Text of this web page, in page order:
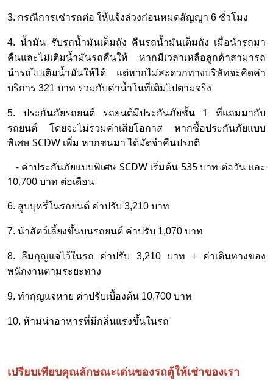
3. กรณีการเช่ารถต่อ ให้แจ้งล่วงก่อนหมดสัญญา 6 ชั่วโมง
4. น้ำมัน รับรถน้ำมันเต็มถัง คืนรถน้ำมันเต็มถัง เมื่อนำรถมา
คืนและไม่เติมน้ำมันรถคืนให้ หากมีเวลาเหลือลูกค้าสามารถ
นำรถไปเติมน้ำมันให้ได้ แต่หากไม่สะดวกทางบริษัทจะคิดค่า
บริการ 321 บาท รวมกับค่าน้ำในที่เติมไปตามจริง
5. ประกันภัยรถยนต์ รถยนต์มีประกันภัยชั้น 1 ที่แถมมากับ
รถยนต์ โดยจะไม่รวมค่าเสียโอกาส หากซื้อประกันภัยแบบ
พิเศษ SCDW เพิ่ม หากชนมา ได้มัดจำคืนปรกติ
- ค่าประกันภัยแบบพิเศษ SCDW เริ่มต้น 535 บาท ต่อวัน และ
10,700 บาท ต่อเดือน
6. สูบบุหรี่ในรถยนต์ ค่าปรับ 3,210 บาท
7. นำสัตว์เลี้ยงขึ้นบนรถยนต์ ค่าปรับ 1,070 บาท
8. ลืมกุญแจไว้ในรถ ค่าปรับ 3,210 บาท + ค่าเดินทางของ
พนักงานตามระยะทาง
9. ทำกุญแจหาย ค่าปรับเบื้องต้น 10,700 บาท
10. ห้ามนำอาหารที่มีกลิ่นแรงขึ้นในรถ
เปรียบเทียบคุณลักษณะเด่นของรถตู้ให้เช่าของเรา